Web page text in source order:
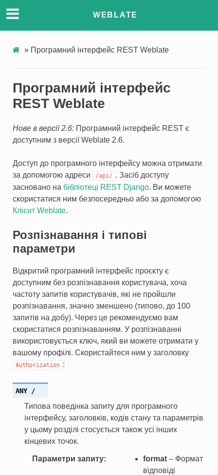
WEBLATE
» Програмний інтерфейс REST Weblate
Програмний інтерфейс
REST Weblate
Нове в версії 2.6: Програмний інтерфейс REST є
доступним з версії Weblate 2.6.
Доступ до програмного інтерфейсу можна отримати
за допомогою адреси
/api/ . Засіб доступу
засновано на бібліотеці REST Django. Ви можете
скористатися ним безпосередньо або за допомогою
Клієнт Weblate.
Розпізнавання і типові
параметри
Відкритий програмний інтерфейс проєкту є
доступним без розпізнавання користувача, хоча
частоту запитів користувачів, які не пройшли
розпізнавання, значно зменшено (типово, до 100
запитів на добу). Через це рекомендуємо вам
скористатися розпізнаванням. У розпізнаванні
використовується ключ, який ви можете отримати у
вашому профілі. Скористайтеся ним у заголовку
Authorization :
ANY /
Типова поведінка запиту для програмного
інтерфейсу, заголовків, кодів стану та параметрів
у цьому розділі стосується також усі інших
кінцевих точок.
Параметри запиту format– Формат
відповіді